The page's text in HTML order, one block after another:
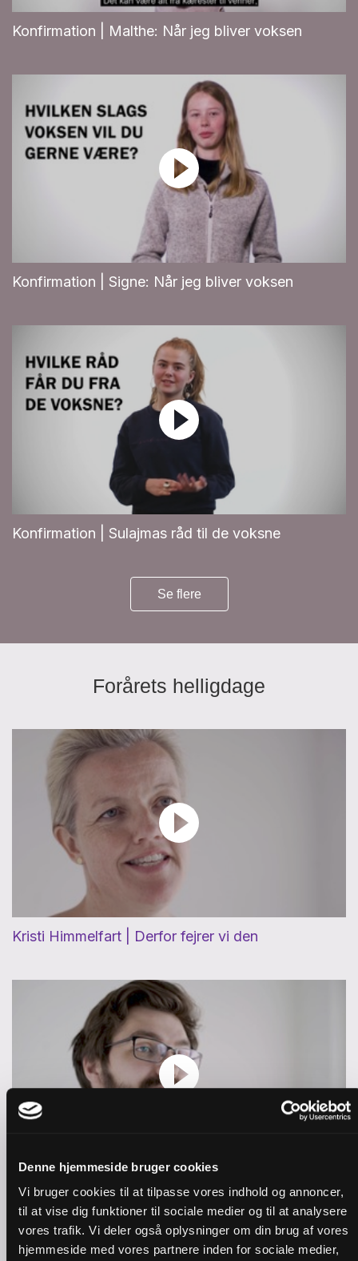
Denne hjemmeside bruger cookies
Vi bruger cookies til at tilpasse vores indhold og annoncer,
til at vise dig funktioner til sociale medier og til at analysere
vores trafik. Vi deler også oplysninger om din brug af vores
hjemmeside med vores partnere inden for sociale medier,
Konfirmation | Malthe: Når jeg bliver voksen
Konfirmation | Signe: Når jeg bliver voksen
Konfirmation | Sulajmas råd til de voksne
Se flere
Forårets helligdage
Kristi Himmelfart | Derfor fejrer vi den
Pinse | Hvem er Helligånden?